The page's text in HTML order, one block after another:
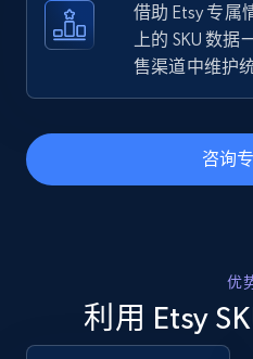
TikTok Shop - discover
URL, Title, Available,
668+
Seller id, URL, Seller
info, Stars, Feedbacks,
借助 Etsy 专属
上的 SKU 数据
售渠道中维护
咨询
优
利用 Etsy